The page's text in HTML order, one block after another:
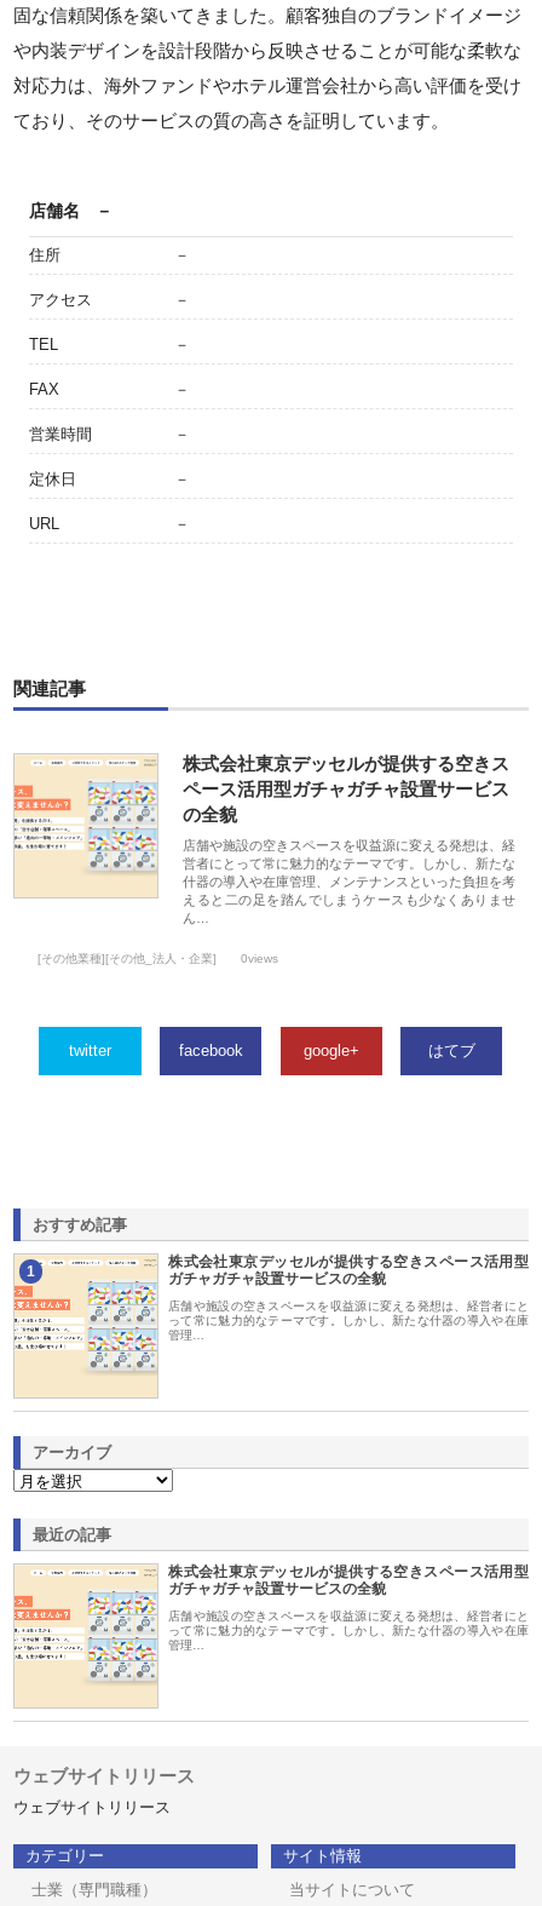
固な信頼関係を築いてきました。顧客独自のブランドイメージ
や内装デザインを設計段階から反映させることが可能な柔軟な
対応力は、海外ファンドやホテル運営会社から高い評価を受け
ており、そのサービスの質の高さを証明しています。
店舗名 －
住所 －
アクセス －
TEL －
FAX －
営業時間 －
定休日 －
URL －
関連記事
株式会社東京デッセルが提供する空きス
ペース活用型ガチャガチャ設置サービス
の全貌
店舗や施設の空きスペースを収益源に変える発想は、経
営者にとって常に魅力的なテーマです。しかし、新たな
什器の導入や在庫管理、メンテナンスといった負担を考
えると二の足を踏んでしまうケースも少なくありませ
ん…
[その他業種][その他_法人・企業] 0views
twitter facebook google+ はてブ
おすすめ記事
1
株式会社東京デッセルが提供する空きスペース活用型
ガチャガチャ設置サービスの全貌
店舗や施設の空きスペースを収益源に変える発想は、経営者にと
って常に魅力的なテーマです。しかし、新たな什器の導入や在庫
管理…
アーカイブ
最近の記事
株式会社東京デッセルが提供する空きスペース活用型
ガチャガチャ設置サービスの全貌
店舗や施設の空きスペースを収益源に変える発想は、経営者にと
って常に魅力的なテーマです。しかし、新たな什器の導入や在庫
管理…
ウェブサイトリリース
ウェブサイトリリース
カテゴリー
士業（専門職種）
サイト情報
当サイトについて